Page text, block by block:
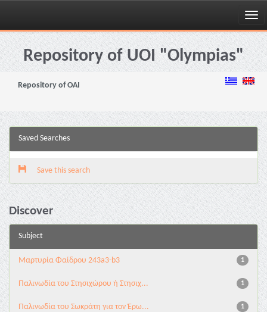
Skip
navigationRepository of UOI "Olympias"
Repository of OAI
Saved Searches
Save this search
Discover
Subject
1
Μαρτυρία Φαίδρου 243a3-b3
1
Παλινωδία του Στησιχώρου ή Στησιχ...
1
Παλινωδία του Σωκράτη για τον Έρω...